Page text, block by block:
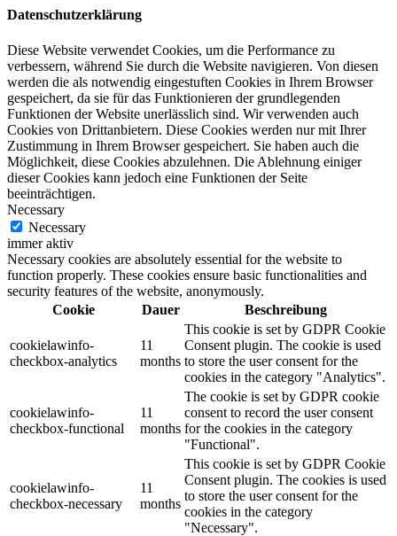
Datenschutzerklärung
Diese Website verwendet Cookies, um die Performance zu
verbessern, während Sie durch die Website navigieren. Von diesen
werden die als notwendig eingestuften Cookies in Ihrem Browser
gespeichert, da sie für das Funktionieren der grundlegenden
Funktionen der Website unerlässlich sind. Wir verwenden auch
Cookies von Drittanbietern. Diese Cookies werden nur mit Ihrer
Zustimmung in Ihrem Browser gespeichert. Sie haben auch die
Möglichkeit, diese Cookies abzulehnen. Die Ablehnung einiger
dieser Cookies kann jedoch eine Funktionen der Seite
beeinträchtigen.
Necessary
Necessary
immer aktiv
Necessary cookies are absolutely essential for the website to
function properly. These cookies ensure basic functionalities and
security features of the website, anonymously.
Cookie
Dauer Beschreibung
cookielawinfo-
checkbox-analytics
11
months
This cookie is set by GDPR Cookie
Consent plugin. The cookie is used
to store the user consent for the
cookies in the category "Analytics".
cookielawinfo-
checkbox-functional
11
months
The cookie is set by GDPR cookie
consent to record the user consent
for the cookies in the category
"Functional".
cookielawinfo-
checkbox-necessary
11
months
This cookie is set by GDPR Cookie
Consent plugin. The cookies is used
to store the user consent for the
cookies in the category
"Necessary".